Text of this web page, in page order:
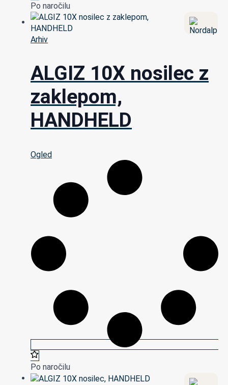
Po naročilu
Arhiv
ALGIZ 10X nosilec z
zaklepom,
HANDHELD
Ogled
Po naročilu